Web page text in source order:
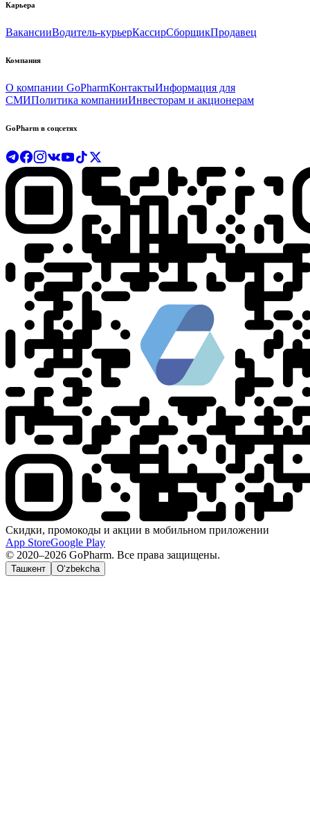
Карьера
ВакансииВодитель-курьерКассирСборщикПродавец
Компания
О компании GoPharmКонтактыИнформация для
СМИПолитика компанииИнвесторам и акционерам
GoPharm в соцсетях
Скидки, промокоды и акции в мобильном приложении
App StoreGoogle Play
© 2020–2026 GoPharm. Все права защищены.
Ташкент O‘zbekcha